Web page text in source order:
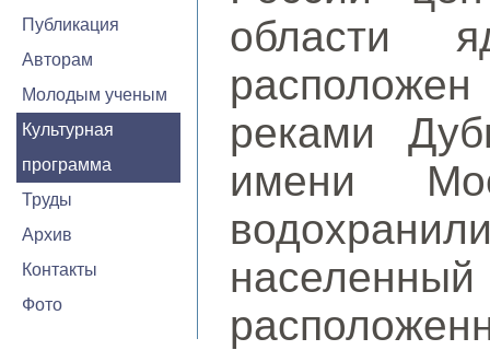
Публикация
Авторам
Молодым ученым
Культурная
программа
Труды
Архив
Контакты
Фото
области
реками
имени
населенный